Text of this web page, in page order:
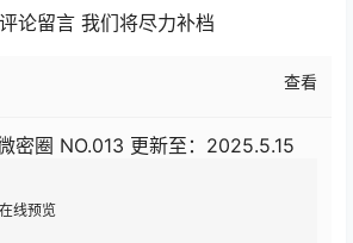
论留言 我们将尽力补档
查看
密圈 NO.013 更新至：2025.5.15
线预览